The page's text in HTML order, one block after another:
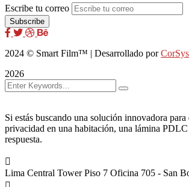
Escribe tu correo
2024 © Smart Film™ | Desarrollado por
2026
Si estás buscando una solución innovadora
privacidad en una habitación, una lámina PDLC
respuesta.
Lima Central Tower Piso 7 Oficina 705 - San